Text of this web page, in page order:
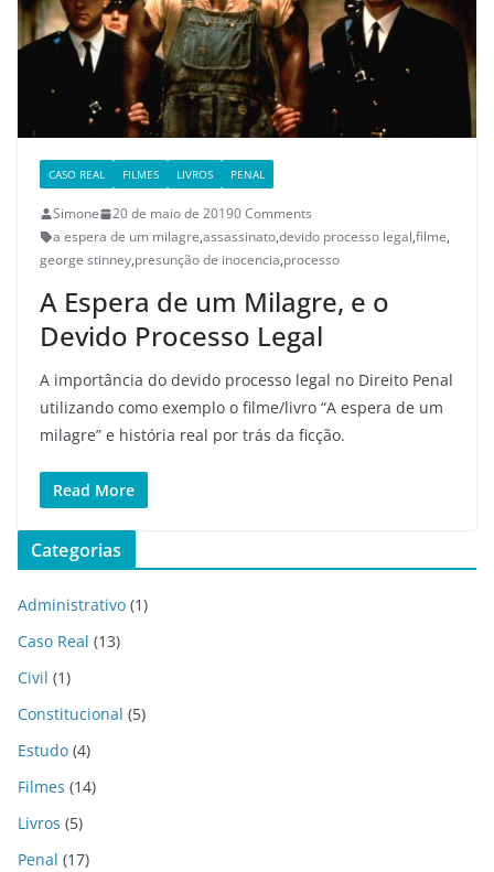
CASO REAL FILMES LIVROS PENAL
Simone 20 de maio de 20190 Comments
a espera de um milagre,assassinato,devido processo legal,filme,
george stinney,presunção de inocencia,processo
A Espera de um Milagre, e o
Devido Processo Legal
A importância do devido processo legal no Direito Penal
utilizando como exemplo o filme/livro “A espera de um
milagre” e história real por trás da ficção.
Read More
Categorias
Administrativo (1)
Caso Real (13)
Civil (1)
Constitucional (5)
Estudo (4)
Filmes (14)
Livros (5)
Penal (17)